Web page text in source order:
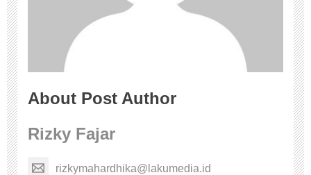
About Post Author
Rizky Fajar
rizkymahardhika@lakumedia.id